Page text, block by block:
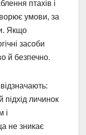
птахів і
умови, за
Якщо
засоби
й безпечно.
підхід личинок
і
не зникає